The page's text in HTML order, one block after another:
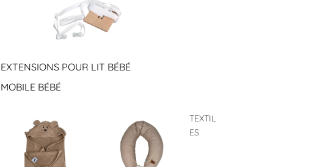
EXTENSIONS POUR LIT BÉBÉ
MOBILE BÉBÉ
TEXTIL
ES